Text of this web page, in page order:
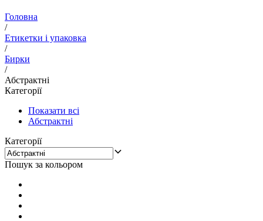
Головна
/
Етикетки і упаковка
/
Бирки
/
Абстрактні
Категорії
Показати всі
Абстрактні
Категорії
Пошук за кольором